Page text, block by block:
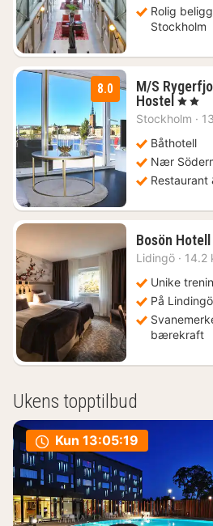
Rolig
Stockholm
8.0
M/S
Hostel 1
natt
586
kr.
, 2
Stockholm ·
Båthotell
Nær
Restaurant
Bosön Hotell
Lidingö · 14.2
Unike
På Lindingö
bærekraft
Ukens topptilbud
Kun 13:05:18